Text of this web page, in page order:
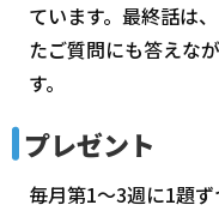
ています。最終話は
たご質問にも答えな
す。
プレゼント
毎月第1～3週に1題